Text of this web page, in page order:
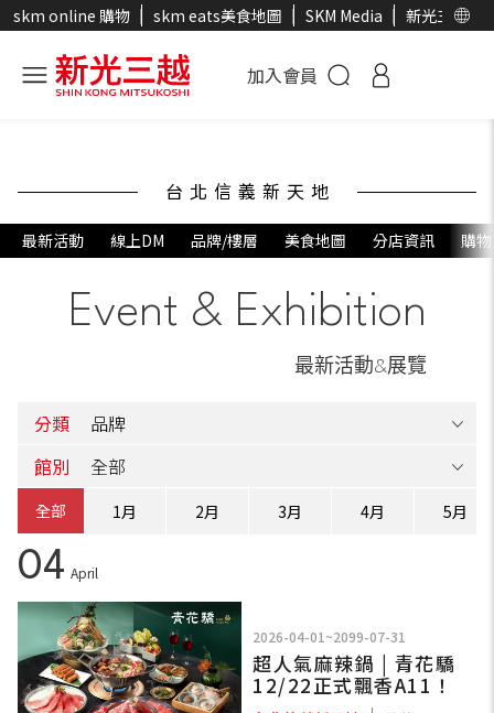
skm online 購物 skm eats美食地圖 SKM Media 新光三越官
加入會員
台北信義新天地
最新活動 線上DM 品牌/樓層 美食地圖 分店資訊 購
Event & Exhibition
最新活動&展覽
分類
館別
全部 1月 2月 3月 4月 5月
04 April
2026-04-01~2099-07-31
超人氣麻辣鍋 | 青花驕
12/22正式飄香A11！